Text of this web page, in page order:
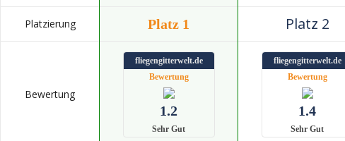
Platzierung Platz 1 Platz 2
Bewertung
fliegengitterwelt.de
Bewertung
1.2
Sehr Gut
fliegengitterwelt.de
Bewertung
1.4
Sehr Gut